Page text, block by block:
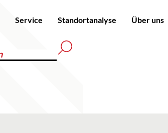
Service Standortanalyse Über uns